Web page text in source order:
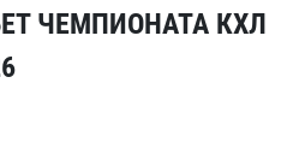
ЧЕМПИОНАТА КХЛ